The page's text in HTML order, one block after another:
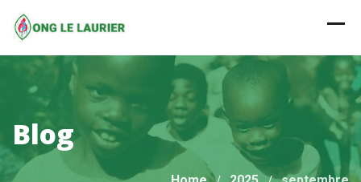
content
Blog